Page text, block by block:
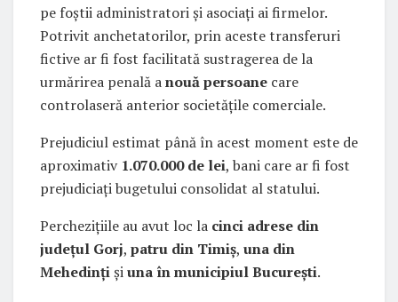
pe foștii administratori și asociați ai firmelor.
Potrivit anchetatorilor, prin aceste transferuri
fictive ar fi fost facilitată sustragerea de la
urmărirea penală anouă persoane care
controlaseră anterior societățile comerciale.
Prejudiciul estimat până în acest moment este de
aproximativ 1.070.000 de lei, bani care ar fi fost
prejudiciați bugetului consolidat al statului.
Perchezițiile au avut loc la cinci adrese din
județul Gorj, patru din Timiș, una din
Mehedințișiuna în municipiul București.